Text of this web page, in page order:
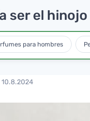
ser el
para hombres
10.8.2024